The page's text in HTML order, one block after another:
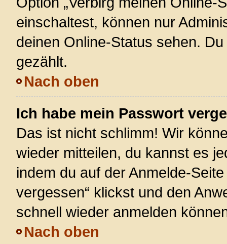
einschaltest, können nur
deinen Online-Status sehen.
gezählt.
Nach oben
Ich habe mein Passwort
Das ist nicht schlimm! Wir
wieder mitteilen, du kannst es
indem du auf der Anmelde-
vergessen“ klickst und den
schnell wieder anmelden
Nach oben